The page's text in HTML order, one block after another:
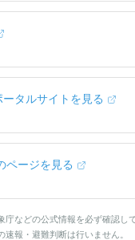
タルサイトを見る
ページを見る
などの公式情報を必ず確認し
報・避難判断は行いません。